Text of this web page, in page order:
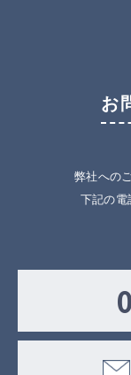
お
弊社への
下記の電